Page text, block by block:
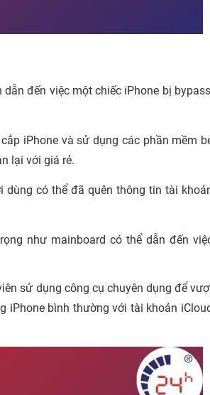
đến việc một chiếc iPhone bị
iPhone và sử dụng các phần mềm
lại với giá rẻ.
dùng có thể đã quên thông tin tài
như mainboard có thể dẫn đến
sử dụng công cụ chuyên dụng để
iPhone bình thường với tài khoản